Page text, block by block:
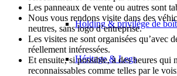
Holding & privilège de
Héritage & Legs
Les panneaux de vente ou autres sont
Nous vous rendons visite dans des
neutres, sans logo d’entreprise.
Les visites ne sont organisées qu’avec
réellement intéressées.
Et ensuite, si possible, à des heures qui
reconnaissables comme telles par le